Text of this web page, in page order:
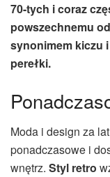
70-tych i coraz
powszechnemu
synonimem kiczu
perełki.
Moda i design za
ponadczasowe i
wnętrz. Styl retro